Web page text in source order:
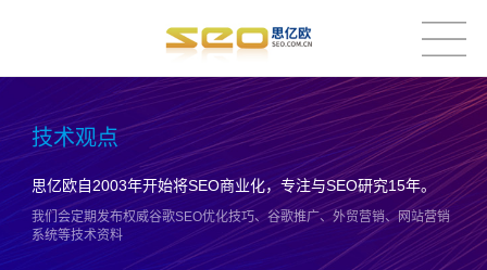
技术观点
思亿欧自2003年开始将SEO商业化，专注与SEO研究15年。
我们会定期发布权威谷歌SEO优化技巧、谷歌推广、外贸营销、网站营销
系统等技术资料